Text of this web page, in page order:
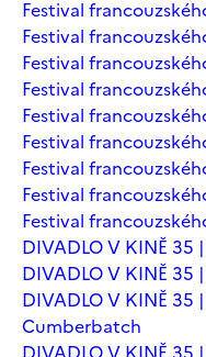
Festival
Festival
Festival
Festival
Festival
Festival
Festival
Festival
Festival
DIVADLO V KINĚ 35
DIVADLO V KINĚ 35
DIVADLO V KINĚ 35
Cumberbatch